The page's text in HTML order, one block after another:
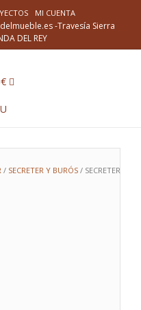
MI CUENTA
-Travesía Sierra
DEL REY
/ SECRETER Y BURÓS / SECRETER